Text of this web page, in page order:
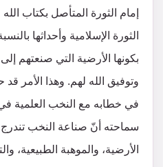
إمام الثورة المتأصل بكتاب
الثورة الإسلامية وأحداثها
بكونها الأرضية التي صنعتهم
وتوفيق الله لهم. وهذا الأمر قد
في خطابه مع النخب العلمية
سماحته أنّ صناعة النخب
الأرضية، والموهبة الطبيعية،